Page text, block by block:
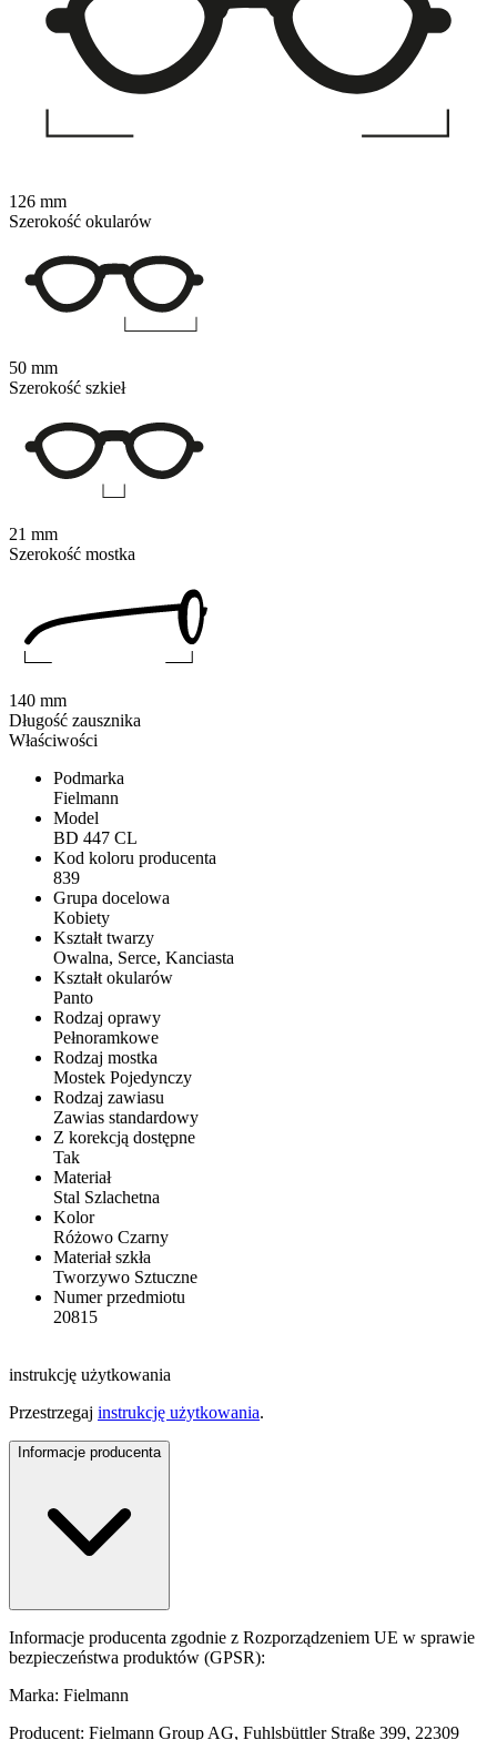
Właściwości
Podmarka
Fielmann
Model
BD 447 CL
Kod koloru producenta
839
Grupa docelowa
Kobiety
Kształt twarzy
Owalna, Serce, Kanciasta
Kształt okularów
Panto
Rodzaj oprawy
Pełnoramkowe
Rodzaj mostka
Mostek Pojedynczy
Rodzaj zawiasu
Zawias standardowy
Z korekcją dostępne
Tak
Materiał
Stal Szlachetna
Kolor
Różowo Czarny
Materiał szkła
Tworzywo Sztuczne
Numer przedmiotu
20815
instrukcję użytkowania
Przestrzegaj instrukcję użytkowania.
Informacje producenta
Informacje producenta zgodnie z Rozporządzeniem UE w sprawie
bezpieczeństwa produktów (GPSR):
Marka: Fielmann
Producent: Fielmann Group AG, Fuhlsbüttler Straße 399, 22309
126 mm
Szerokość okularów
50 mm
Szerokość szkieł
21 mm
Szerokość mostka
140 mm
Długość zausznika